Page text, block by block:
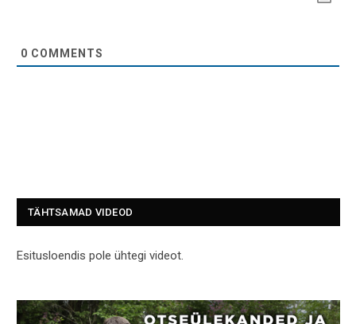
0 COMMENTS
TÄHTSAMAD VIDEOD
Esitusloendis pole ühtegi videot.